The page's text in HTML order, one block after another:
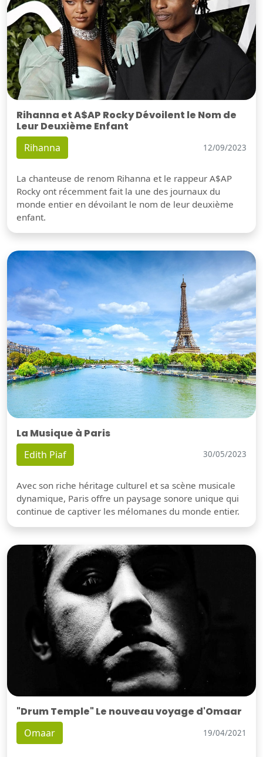
Rihanna et A$AP Rocky Dévoilent le Nom de
Leur Deuxième Enfant
Rihanna 12/09/2023
La chanteuse de renom Rihanna et le rappeur A$AP
Rocky ont récemment fait la une des journaux du
monde entier en dévoilant le nom de leur deuxième
enfant.
La Musique à Paris
Edith Piaf 30/05/2023
Avec son riche héritage culturel et sa scène musicale
dynamique, Paris offre un paysage sonore unique qui
continue de captiver les mélomanes du monde entier.
"Drum Temple" Le nouveau voyage d'Omaar
Omaar 19/04/2021